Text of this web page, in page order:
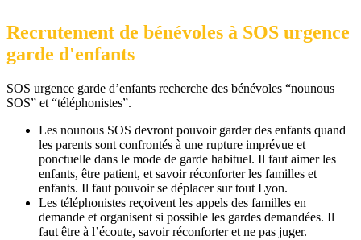
Recrutement de bénévoles à SOS urgence
garde d'enfants
SOS urgence garde d’enfants recherche des bénévoles “nounous
SOS” et “téléphonistes”.
Les nounous SOS devront pouvoir garder des enfants quand
les parents sont confrontés à une rupture imprévue et
ponctuelle dans le mode de garde habituel. Il faut aimer les
enfants, être patient, et savoir réconforter les familles et
enfants. Il faut pouvoir se déplacer sur tout Lyon.
Les téléphonistes reçoivent les appels des familles en
demande et organisent si possible les gardes demandées. Il
faut être à l’écoute, savoir réconforter et ne pas juger.